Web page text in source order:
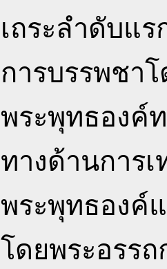
เถระลำดับแ
การบรรพชา
พระพุทธองค์
ทางด้านการ
พระพุทธองค์
โดยพระอรร